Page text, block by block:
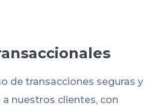
de transacciones seguras y
nuestros clientes, con